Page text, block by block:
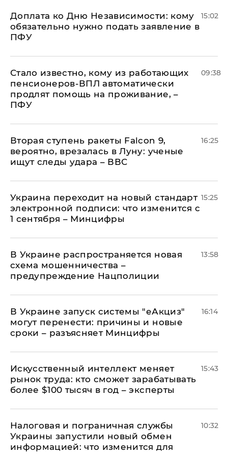
Доплата ко Дню Независимости: кому
обязательно нужно подать заявление в
ПФУ
15:02
Стало известно, кому из работающих
пенсионеров-ВПЛ автоматически
продлят помощь на проживание, –
ПФУ
09:38
Вторая ступень ракеты Falcon 9,
вероятно, врезалась в Луну: ученые
ищут следы удара – ВВС
16:25
Украина переходит на новый стандарт
электронной подписи: что изменится с
1 сентября – Минцифры
15:25
В Украине распространяется новая
схема мошенничества –
предупреждение Нацполиции
13:58
В Украине запуск системы "еАкциз"
могут перенести: причины и новые
сроки – разъясняет Минцифры
16:14
Искусственный интеллект меняет
рынок труда: кто сможет зарабатывать
более $100 тысяч в год – эксперты
15:43
Налоговая и пограничная службы
Украины запустили новый обмен
информацией: что изменится для
10:32